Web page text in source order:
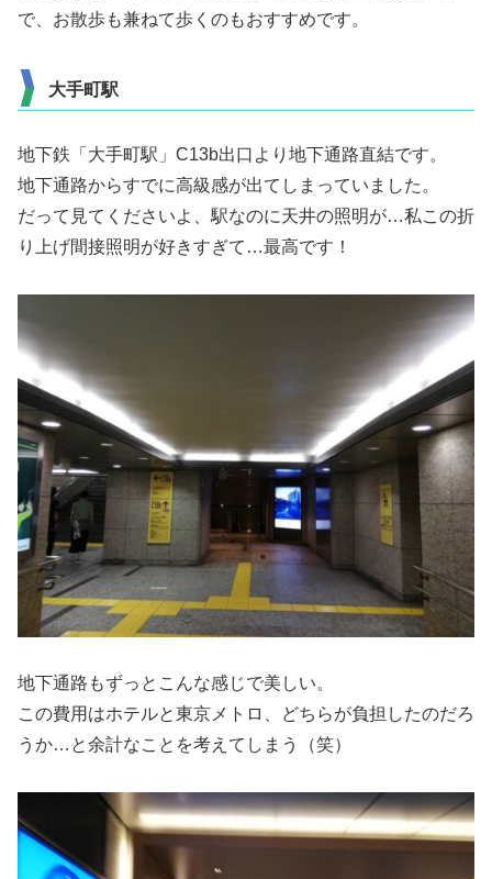
で、お散歩も兼ねて歩くのもおすすめです。
大手町駅
地下鉄「大手町駅」C13b出口より地下通路直結です。
地下通路からすでに高級感が出てしまっていました。
だって見てくださいよ、駅なのに天井の照明が…私この折
り上げ間接照明が好きすぎて…最高です！
地下通路もずっとこんな感じで美しい。
この費用はホテルと東京メトロ、どちらが負担したのだろ
うか…と余計なことを考えてしまう（笑）